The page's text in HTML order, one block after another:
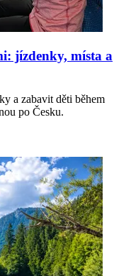
jízdenky, místa a
a zabavit děti během
po Česku.